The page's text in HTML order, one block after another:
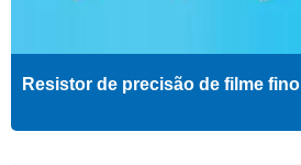
Resistor de precisão de filme fino